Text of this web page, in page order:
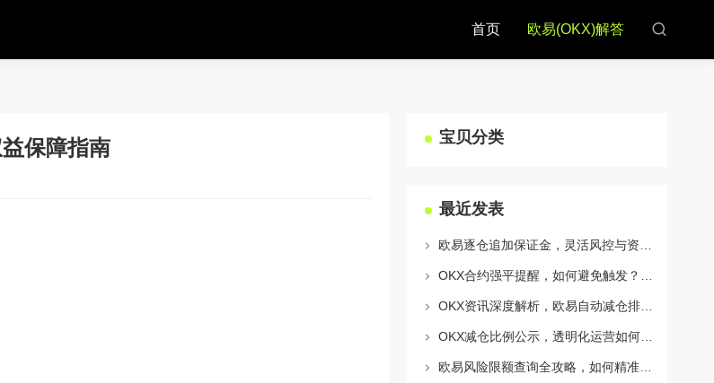
首页 欧易(OKX)解答
保障指南 宝贝分类
最近发表